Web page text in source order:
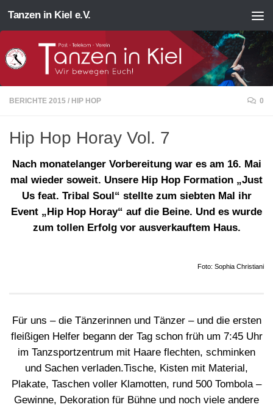
Zum Inhalt springen
Tanzen in Kiel e.V.
BERICHTE 2015 / HIP HOP 0
Hip Hop Horay Vol. 7
Nach monatelanger Vorbereitung war es am 16. Mai
mal wieder soweit. Unsere Hip Hop Formation „Just
Us feat. Tribal Soul“ stellte zum siebten Mal ihr
Event „Hip Hop Horay“ auf die Beine. Und es wurde
zum tollen Erfolg vor ausverkauftem Haus.
Foto: Sophia Christiani
Für uns – die Tänzerinnen und Tänzer – und die ersten
fleißigen Helfer begann der Tag schon früh um 7:45 Uhr
im Tanzsportzentrum mit Haare flechten, schminken
und Sachen verladen.Tische, Kisten mit Material,
Plakate, Taschen voller Klamotten, rund 500 Tombola –
Gewinne, Dekoration für Bühne und noch viele andere